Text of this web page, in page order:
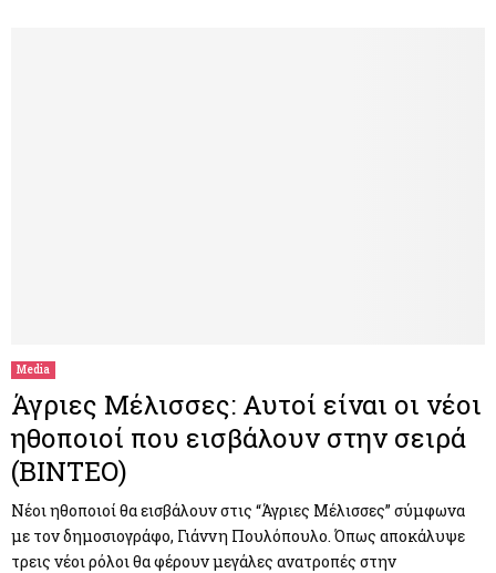
Media
Άγριες Μέλισσες: Αυτοί είναι οι νέοι
ηθοποιοί που εισβάλουν στην σειρά
(ΒΙΝΤΕΟ)
Νέοι ηθοποιοί θα εισβάλουν στις “Άγριες Μέλισσες” σύμφωνα
με τον δημοσιογράφο, Γιάννη Πουλόπουλο. Όπως αποκάλυψε
τρεις νέοι ρόλοι θα φέρουν μεγάλες ανατροπές στην